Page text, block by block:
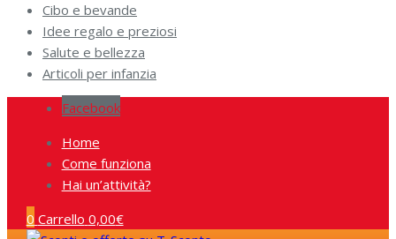
Cibo e bevande
Idee regalo e preziosi
Salute e bellezza
Articoli per infanzia
Facebook
Home
Come funziona
Hai un’attività?
0 Carrello 0,00€